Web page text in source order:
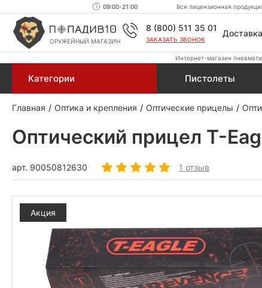
09:00-21:00 Вся лицензионная
ОРУЖЕЙНЫЙ МАГАЗИН
8 (800) 511 35 01
ЗАКАЗАТЬ ЗВОНОК
Доставка
Интернет-магазин
Категории Пистолеты
Главная Оптика и крепления Оптические прицелы
Оптический прицел T-
арт. 90050812630 1 отзыв
Акция